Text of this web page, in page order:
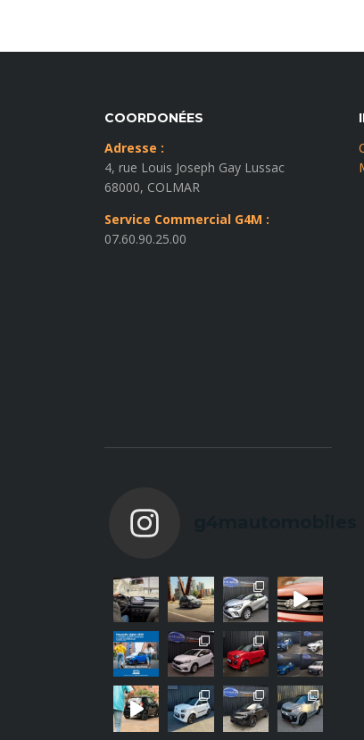
COORDONÉES
Adresse :
4, rue Louis Joseph Gay Lussac
68000, COLMAR
Service Commercial G4M :
07.60.90.25.00